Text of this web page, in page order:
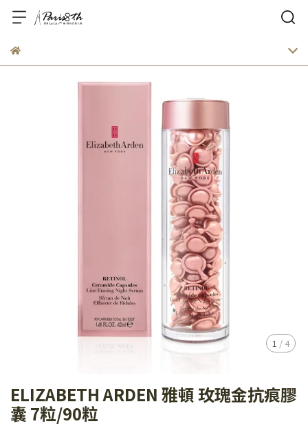
1 / 4
ELIZABETH ARDEN 雅頓 玫瑰金抗痕膠
囊 7粒/90粒